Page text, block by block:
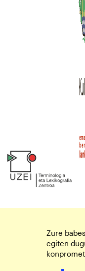
Zure
egiten